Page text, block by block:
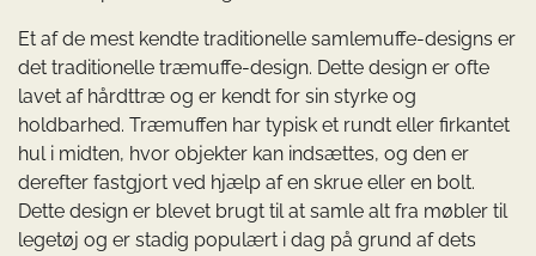
Et af de mest kendte traditionelle samlemuffe-designs er
det traditionelle træmuffe-design. Dette design er ofte
lavet af hårdttræ og er kendt for sin styrke og
holdbarhed. Træmuffen har typisk et rundt eller firkantet
hul i midten, hvor objekter kan indsættes, og den er
derefter fastgjort ved hjælp af en skrue eller en bolt.
Dette design er blevet brugt til at samle alt fra møbler til
legetøj og er stadig populært i dag på grund af dets